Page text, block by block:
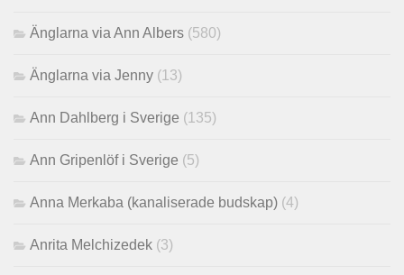
Änglarna via Ann Albers (580)
Änglarna via Jenny (13)
Ann Dahlberg i Sverige (135)
Ann Gripenlöf i Sverige (5)
Anna Merkaba (kanaliserade budskap) (4)
Anrita Melchizedek (3)